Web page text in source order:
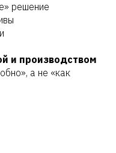
решение
и производством
а не «как